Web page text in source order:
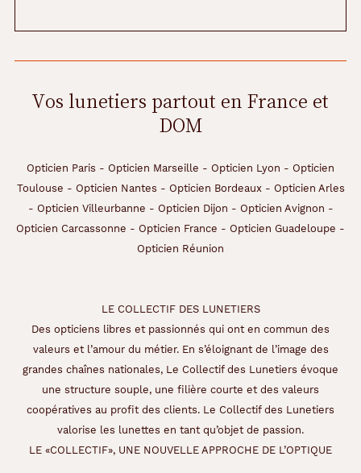
Unifocaux
Cerclé
Matière
Marque
Vos lunetiers partout en France et
DOM
Opticien Paris - Opticien Marseille - Opticien Lyon - Opticien
Toulouse - Opticien Nantes - Opticien Bordeaux- Opticien Arles
- Opticien Villeurbanne - Opticien Dijon - Opticien Avignon -
Opticien Carcassonne - Opticien France - Opticien Guadeloupe -
Opticien Réunion
LE COLLECTIF DES LUNETIERS
Des opticiens libres et passionnés qui ont en commun des
valeurs et l’amour du métier. En s’éloignant de l’image des
grandes chaînes nationales, Le Collectif des Lunetiers évoque
une structure souple, une filière courte et des valeurs
coopératives au profit des clients. Le Collectif des Lunetiers
valorise les lunettes en tant qu’objet de passion.
LE «COLLECTIF», UNE NOUVELLE APPROCHE DE L’OPTIQUE